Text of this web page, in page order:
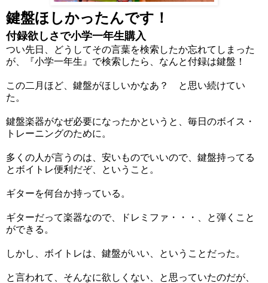
鍵盤ほしかったんです！
付録欲しさで小学一年生購入
つい先日、どうしてその言葉を検索したか忘れてしまった
が、『小学一年生』で検索したら、なんと付録は鍵盤！
この二月ほど、鍵盤がほしいかなあ？ と思い続けてい
た。
鍵盤楽器がなぜ必要になったかというと、毎日のボイス・
トレーニングのために。
多くの人が言うのは、安いものでいいので、鍵盤持ってる
とボイトレ便利だぞ、ということ。
ギターを何台か持っている。
ギターだって楽器なので、ドレミファ・・・、と弾くこと
ができる。
しかし、ボイトレは、鍵盤がいい、ということだった。
と言われて、そんなに欲しくない、と思っていたのだが、